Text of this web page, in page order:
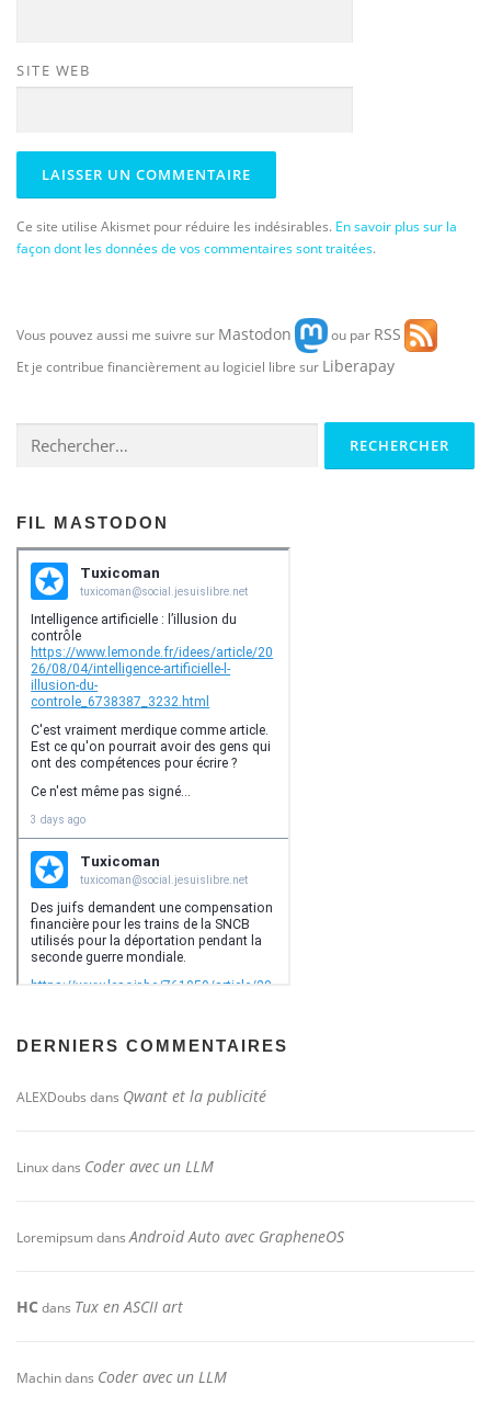
SITE WEB
Ce site utilise Akismet pour réduire les indésirables. En savoir plus sur la
façon dont les données de vos commentaires sont traitées.
Vous pouvez aussi me suivre sur Mastodon ou par RSS
Et je contribue financièrement au logiciel libre sur Liberapay
FIL MASTODON
DERNIERS COMMENTAIRES
ALEXDoubs dans Qwant et la publicité
Linuxdans Coder avec un LLM
LoremipsumdansAndroid Auto avec GrapheneOS
HC dans Tux en ASCII art
Machindans Coder avec un LLM